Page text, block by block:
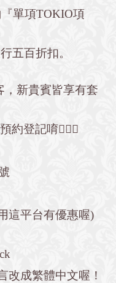
『單項TOKIO項
百折扣。
，新貴賓皆享有套
登記唷💁🏻‍♀️
這平台有優惠喔)
改成繁體中文喔！